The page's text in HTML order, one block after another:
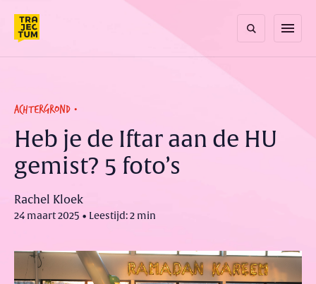
content
menu
ACHTERGROND
Heb je de Iftar aan de HU
gemist? 5 foto’s
Rachel Kloek
24 maart 2025 • Leestijd: 2 min